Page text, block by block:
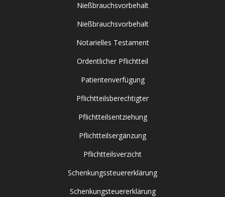
Nießbrauchsvorbehalt
Nießbrauchsvorbehalt
Notarielles Testament
Ordentlicher Pflichtteil
Patientenverfügung
Pflichtteilsberechtigter
Pflichtteilsentziehung
Pflichtteilsergänzung
Pflichtteilsverzicht
Schenkungssteuererklärung
Schenkungsteuererklärung